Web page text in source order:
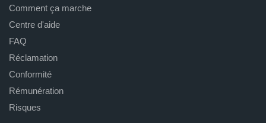
Comment ça marche
Centre d'aide
FAQ
Réclamation
Conformité
Rémunération
Risques